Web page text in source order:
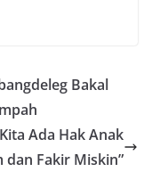
Bakal
Ada Hak Anak
dan Fakir Miskin”